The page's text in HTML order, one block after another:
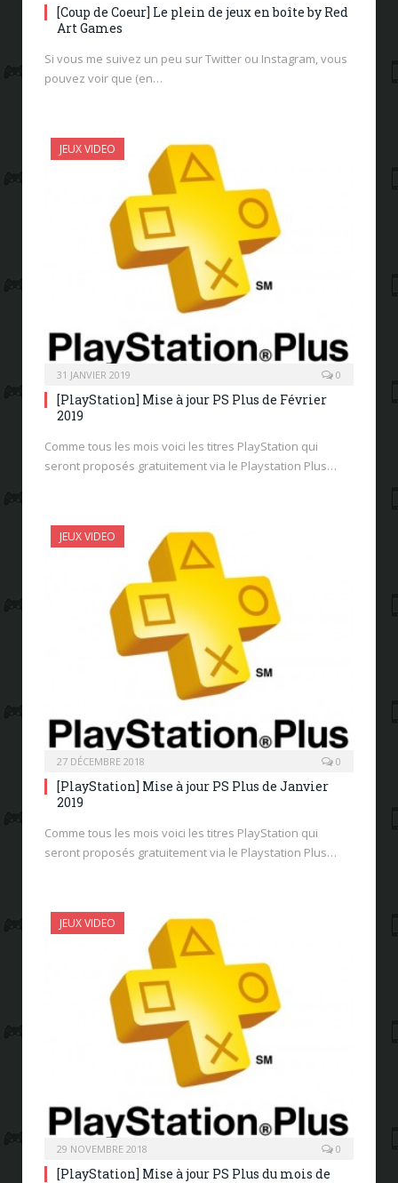
[Coup de Coeur] Le plein de jeux en boîte by Red
Art Games
Si vous me suivez un peu sur Twitter ou Instagram, vous
pouvez voir que (en…
JEUX VIDEO
31 JANVIER 2019 0
[PlayStation] Mise à jour PS Plus de Février
2019
Comme tous les mois voici les titres PlayStation qui
seront proposés gratuitement via le Playstation Plus…
JEUX VIDEO
27 DÉCEMBRE 2018 0
[PlayStation] Mise à jour PS Plus de Janvier
2019
Comme tous les mois voici les titres PlayStation qui
seront proposés gratuitement via le Playstation Plus…
JEUX VIDEO
29 NOVEMBRE 2018 0
[PlayStation] Mise à jour PS Plus du mois de